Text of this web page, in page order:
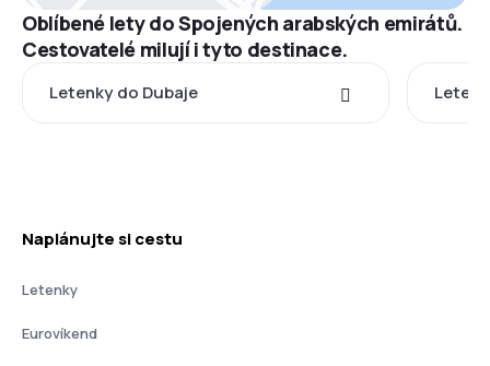
Oblíbené lety do Spojených arabských emirátů.
Cestovatelé milují i tyto destinace.
Letenky do Dubaje
Naplánujte si cestu
Letenky
Eurovíkend